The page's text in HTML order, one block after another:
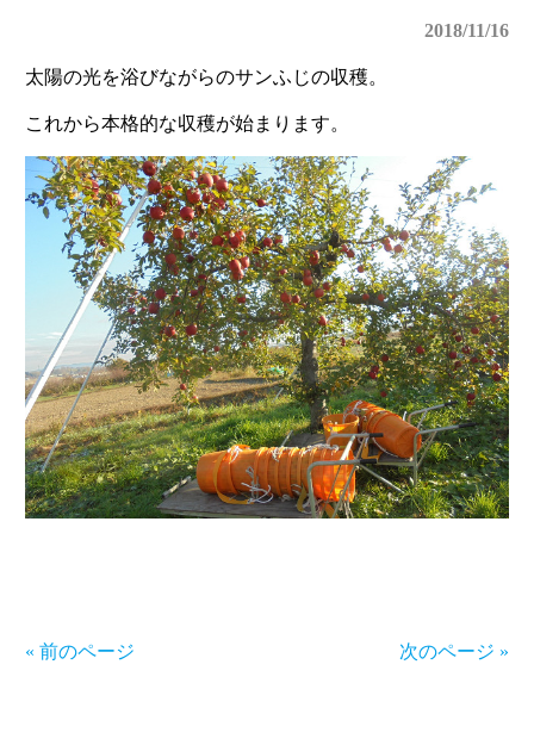
2018/11/16
太陽の光を浴びながらのサンふじの収穫。
これから本格的な収穫が始まります。
« 前のページ 次のページ »